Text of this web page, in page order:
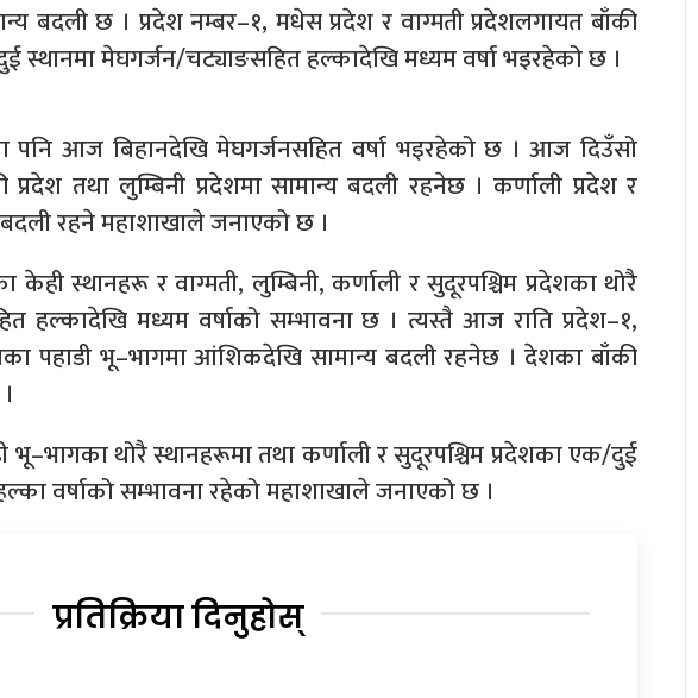
छ । प्रदेश नम्बर–१, मधेस प्रदेश र वाग्मती प्रदेशलगायत बाँकी
स्थानमा मेघगर्जन/चट्याङसहित हल्कादेखि मध्यम वर्षा भइरहेको छ ।
पनि आज बिहानदेखि मेघगर्जनसहित वर्षा भइरहेको छ । आज दिउँसो
तथा लुम्बिनी प्रदेशमा सामान्य बदली रहनेछ । कर्णाली प्रदेश र
रहने महाशाखाले जनाएको छ ।
स्थानहरू र वाग्मती, लुम्बिनी, कर्णाली र सुदूरपश्चिम प्रदेशका थोरै
हल्कादेखि मध्यम वर्षाको सम्भावना छ । त्यस्तै आज राति प्रदेश–१,
पहाडी भू–भागमा आंशिकदेखि सामान्य बदली रहनेछ । देशका बाँकी
भू–भागका थोरै स्थानहरूमा तथा कर्णाली र सुदूरपश्चिम प्रदेशका एक/दुई
वर्षाको सम्भावना रहेको महाशाखाले जनाएको छ ।
प्रतिक्रिया दिनुहोस्